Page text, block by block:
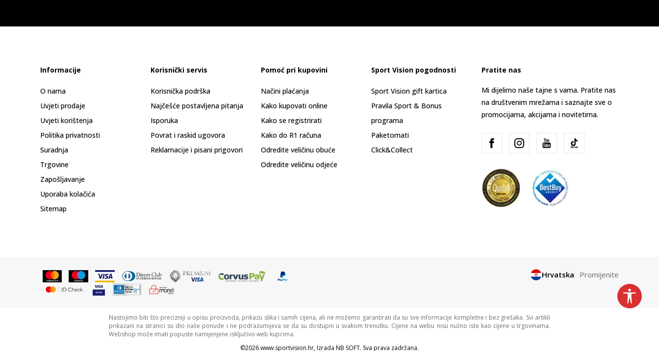
Informacije
O nama
Uvjeti prodaje
Uvjeti korištenja
Politika privatnosti
Suradnja
Trgovine
Zapošljavanje
Uporaba kolačića
Sitemap
Korisnički servis
Korisnička podrška
Najčešće postavljena pitanja
Isporuka
Povrat i raskid ugovora
Reklamacije i pisani prigovori
Pomoć pri kupovini
Načini plaćanja
Kako kupovati online
Kako se registrirati
Kako do R1 računa
Odredite veličinu obuće
Odredite veličinu odjeće
Sport Vision pogodnosti
Sport Vision gift kartica
Pravila Sport & Bonus
programa
Paketomati
Click&Collect
Pratite nas
Mi dijelimo naše tajne s vama. Pratite nas
na društvenim mrežama i saznajte sve o
promocijama, akcijama i novitetima.
Hrvatska Promijenite
Nastojimo biti što precizniji u opisu proizvoda, prikazu slika i samih cijena, ali ne možemo garantirati da su sve informacije kompletne i bez grešaka. Svi artikli
prikazani na stranici su dio naše ponude i ne podrazumijeva se da su dostupni u svakom trenutku. Cijene na webu nisu nužno iste kao cijene u trgovinama.
Webshop može imati popuste namijenjene isključivo web kupcima.
©2026www.sportvision.hr, Izrada NB SOFT. Sva prava zadržana.